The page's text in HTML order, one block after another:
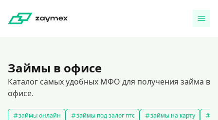
Займы в офисе
Каталог самых удобных МФО для получения займа в
офисе.
займы онлайн займы под залог птс займы на карту